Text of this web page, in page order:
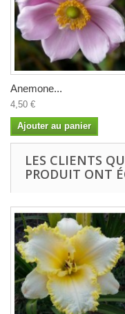
Anemone...
4,50 €
Ajouter au panier
LES CLIENTS
PRODUIT ONT